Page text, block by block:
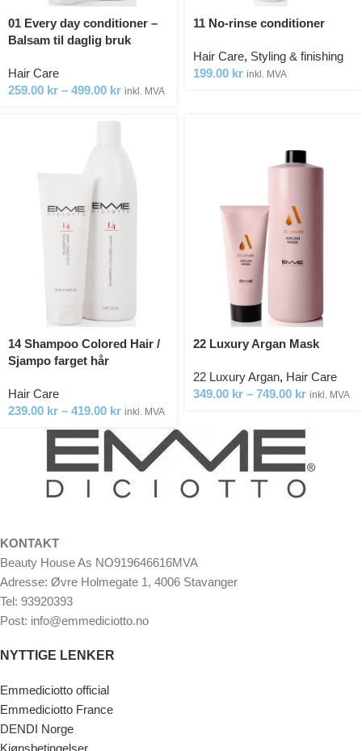
01 Every day conditioner –
Balsam til daglig bruk
Hair Care
259.00 kr – 499.00 kr inkl. MVA
11 No-rinse conditioner
Hair Care, Styling & finishing
199.00 kr inkl. MVA
14 Shampoo Colored Hair /
Sjampo farget hår
Hair Care
239.00 kr – 419.00 kr inkl. MVA
22 Luxury Argan Mask
22 Luxury Argan, Hair Care
349.00 kr – 749.00 kr inkl. MVA
KONTAKT
Beauty House As NO919646616MVA
Adresse: Øvre Holmegate 1, 4006 Stavanger
Tel: 93920393
Post: info@emmediciotto.no
NYTTIGE LENKER
Emmediciotto official
Emmediciotto France
DENDI Norge
Kjøpsbetingelser